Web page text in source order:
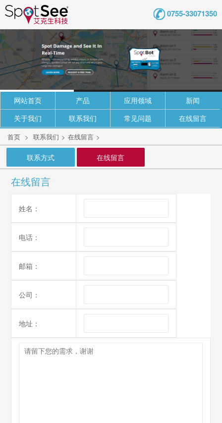
0755-33071350
网站首页 产品 应用领域
新闻
关于我们
联系我们 常见问题 在线留言
首页 > 联系我们 > 在线留言 >
联系方式 在线留言
在线留言
姓名：
电话：
邮箱：
公司：
地址：
ShockLog Cellular冲击记录仪
通知供应链中不...
SpotBot Cellular冲击记录仪